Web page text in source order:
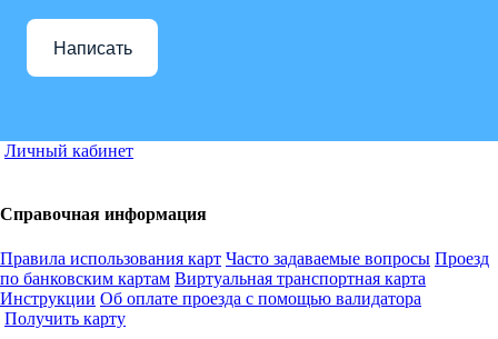
Написать
Личный кабинет
Справочная информация
Правила использования карт Часто задаваемые вопросы Проезд
по банковским картам Виртуальная транспортная карта
Инструкции Об оплате проезда с помощью валидатора
Получить карту